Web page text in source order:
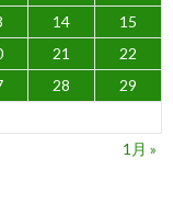
14
15
21
22
28
29
1月 »